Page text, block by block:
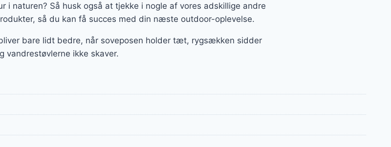
i naturen? Så husk også at tjekke i nogle af vores adskillige andre
så du kan få succes med din næste outdoor-oplevelse.
bare lidt bedre, når soveposen holder tæt, rygsækken sidder
vandrestøvlerne ikke skaver.